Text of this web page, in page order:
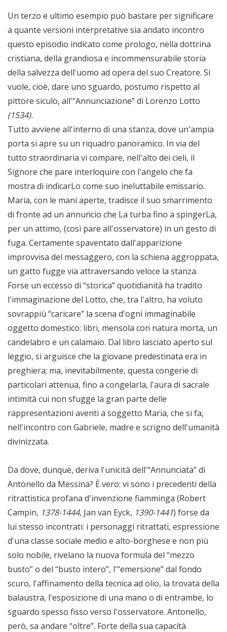
Un terzo e ultimo esempio può bastare per significare
a quante versioni interpretative sia andato incontro
questo episodio indicato come prologo, nella dottrina
cristiana, della grandiosa e incommensurabile storia
della salvezza dell'uomo ad opera del suo Creatore. Si
vuole, cioè, dare uno sguardo, postumo rispetto al
pittore siculo, all'“Annunciazione” di Lorenzo Lotto
(1534).
Tutto avviene all'interno di una stanza, dove un'ampia
porta si apre su un riquadro panoramico. In via del
tutto straordinaria vi compare, nell'alto dei cieli, il
Signore che pare interloquire con l'angelo che fa
mostra di indicarLo come suo ineluttabile emissario.
Maria, con le mani aperte, tradisce il suo smarrimento
di fronte ad un annuncio che La turba fino a spingerLa,
per un attimo, (così pare all'osservatore) in un gesto di
fuga. Certamente spaventato dall'apparizione
improvvisa del messaggero, con la schiena aggroppata,
un gatto fugge via attraversando veloce la stanza.
Forse un eccesso di “storica” quotidianità ha tradito
l'immaginazione del Lotto, che, tra l'altro, ha voluto
sovrappiù “caricare” la scena d'ogni immaginabile
oggetto domestico: libri, mensola con natura morta, un
candelabro e un calamaio. Dal libro lasciato aperto sul
leggio, si arguisce che la giovane predestinata era in
preghiera; ma, inevitabilmente, questa congerie di
particolari attenua, fino a congelarla, l'aura di sacrale
intimità cui non sfugge la gran parte delle
rappresentazioni aventi a soggetto Maria, che si fa,
nell'incontro con Gabriele, madre e scrigno dell'umanità
divinizzata.
Da dove, dunque, deriva l'unicità dell'“Annunciata” di
Antonello da Messina? È vero: vi sono i precedenti della
ritrattistica profana d'invenzione fiamminga (Robert
Campin, 1378-1444, Jan van Eyck, 1390-1441) forse da
lui stesso incontrati: i personaggi ritrattati, espressione
d'una classe sociale medio e alto-borghese e non più
solo nobile, rivelano la nuova formula del “mezzo
busto” o del “busto intero”, l'“emersione” dal fondo
scuro, l'affinamento della tecnica ad olio, la trovata della
balaustra, l'esposizione di una mano o di entrambe, lo
sguardo spesso fisso verso l'osservatore. Antonello,
però, sa andare “oltre”. Forte della sua capacità